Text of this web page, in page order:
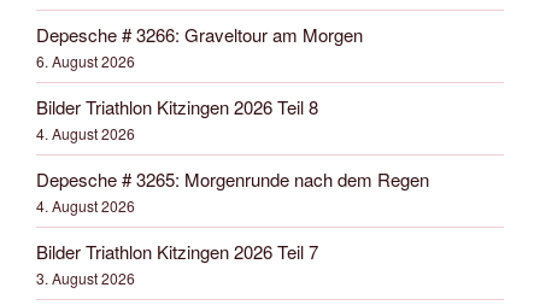
Depesche # 3266: Graveltour am Morgen
6. August 2026
Bilder Triathlon Kitzingen 2026 Teil 8
4. August 2026
Depesche # 3265: Morgenrunde nach dem Regen
4. August 2026
Bilder Triathlon Kitzingen 2026 Teil 7
3. August 2026